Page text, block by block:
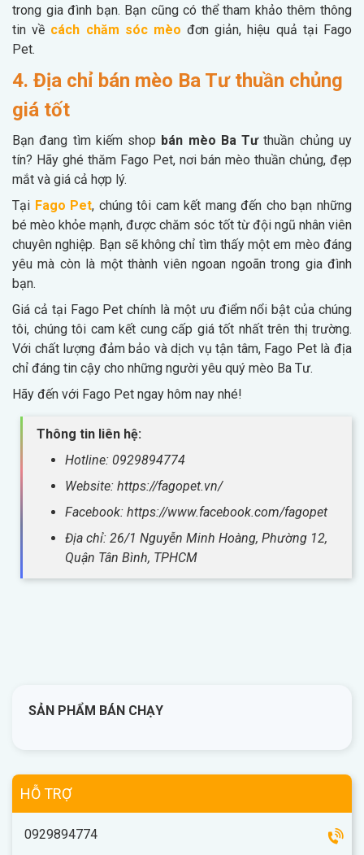
trong gia đình bạn. Bạn cũng có thể tham khảo thêm thông
tin về cách chăm sóc mèo đơn giản, hiệu quả tại Fago
Pet.
4. Địa chỉ bán mèo Ba Tư thuần chủng
giá tốt
Bạn đang tìm kiếm shop bán mèo Ba Tưthuần chủng uy
tín? Hãy ghé thăm Fago Pet, nơi bán mèo thuần chủng, đẹp
mắt và giá cả hợp lý.
Tại Fago Pet, chúng tôi cam kết mang đến cho bạn những
bé mèo khỏe mạnh, được chăm sóc tốt từ đội ngũ nhân viên
chuyên nghiệp. Bạn sẽ không chỉ tìm thấy một em mèo đáng
yêu mà còn là một thành viên ngoan ngoãn trong gia đình
bạn.
Giá cả tại Fago Pet chính là một ưu điểm nổi bật của chúng
tôi, chúng tôi cam kết cung cấp giá tốt nhất trên thị trường.
Với chất lượng đảm bảo và dịch vụ tận tâm, Fago Pet là địa
chỉ đáng tin cậy cho những người yêu quý mèo Ba Tư.
Hãy đến với Fago Pet ngay hôm nay nhé!
Thông tin liên hệ:
Hotline: 0929894774
Website: https://fagopet.vn/
Facebook: https://www.facebook.com/fagopet
Địa chỉ: 26/1 Nguyễn Minh Hoàng, Phường 12,
Quận Tân Bình, TPHCM
SẢN PHẨM BÁN CHẠY
HỖ TRỢ
0929894774